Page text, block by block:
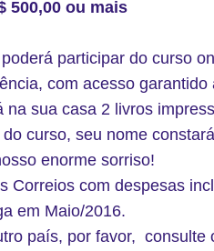
500,00 ou mais
participar do curso
com acesso
na sua casa 2 livros
curso, seu nome
enorme sorriso!
Correios com despesas
em Maio/2016.
país, por favor, consulte